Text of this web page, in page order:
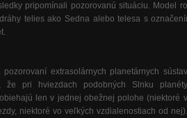
pripomínali pozorovanú situáciu. Model
telies ako Sedna alebo telesa s
extrasolárnych planetárnych sústav
že pri hviezdach podobných Slnku planéty
len v jednej obežnej polohe (niektoré v
niektoré vo veľkých vzdialenostiach od nej).